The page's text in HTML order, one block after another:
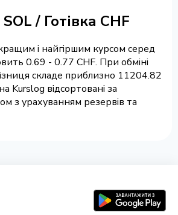
/ Готівка CHF
і найгіршим курсом серед
0.69 - 0.77 CHF. При обміні
складе приблизно 11204.82
Kurslog відсортовані за
з урахуванням резервів та